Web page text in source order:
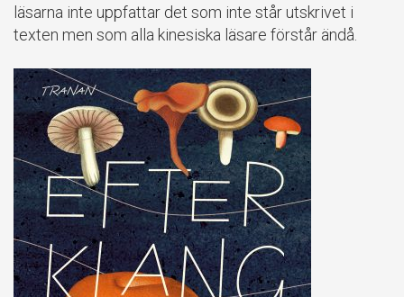
läsarna inte uppfattar det som inte står utskrivet i
texten men som alla kinesiska läsare förstår ändå.